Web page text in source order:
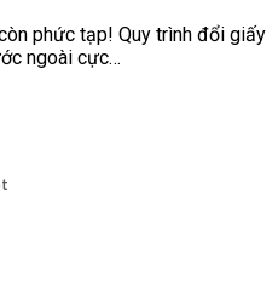
phức tạp! Quy trình đổi giấy
ngoài cực…